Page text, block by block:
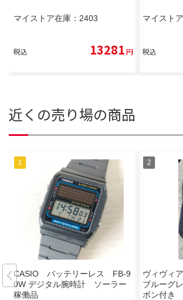
マイストア在庫： 2403
税込 13281円
マイスト
税込
近くの売り場の商品
CASIO バッテリーレス FB-9
0W デジタル腕時計 ソーラー
稼働品
ヴィヴィ
ブルーグ
ボン付き